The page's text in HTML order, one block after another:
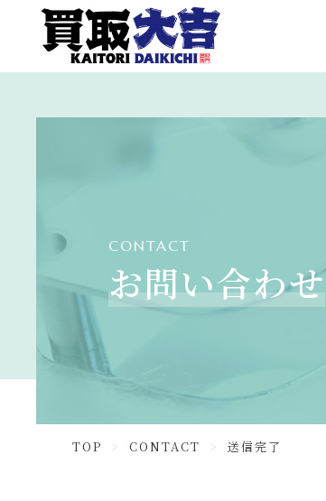
CONTACT
お問い合わせ
TOP CONTACT 送信完了